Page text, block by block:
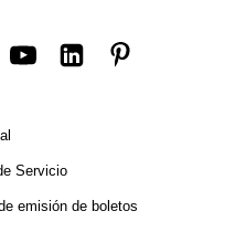
YouTubeLinkedIn
Servicio
emisión de boletos